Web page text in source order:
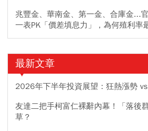
兆豐金、華南金、第一金、合庫金...
一表PK「價差填息力」，為何殖利率
最新文章
2026年下半年投資展望：狂熱漲勢
友達二把手柯富仁裸辭內幕！「落後
草？